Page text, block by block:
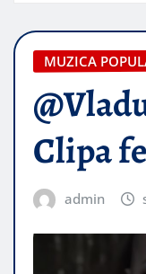
MUZICA
Clipa
admin